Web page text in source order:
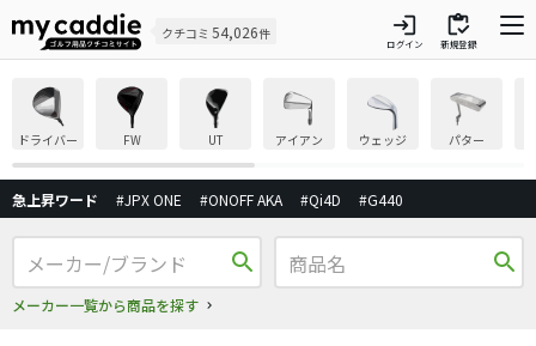
クチコミ 54,026件 login
ログイン
inventory
新規登録
ドライバー FW UT アイアン ウェッジ パター
急上昇ワード #JPX ONE #ONOFF AKA #Qi4D #G440
search
メーカー一覧から商品を探す
search